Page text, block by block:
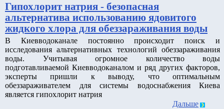
Гипохлорит натрия - безопасная
альтернатива использованию ядовитого
жидкого хлора для обеззараживания воды
В Киевводоканале постоянно происходит поиск и
исследования альтернативных технологий обеззараживания
воды. Учитывая огромное количество воды
подготавливаемой Киевводоканалом и ряд других факторов,
эксперты пришли к выводу, что оптимальным
обеззараживателем для системы водоснабжения Киева
является гипохлорит натрия
Дальше